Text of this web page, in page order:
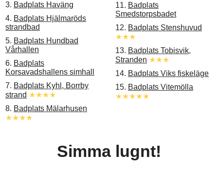
3. Badplats Haväng
4. Badplats Hjälmaröds
strandbad
5. Badplats Hundbad
Vårhallen
6. Badplats
Korsavadshallens simhall
7. Badplats Kyhl, Borrby
strand ★★★★
8. Badplats Mälarhusen
★★★★
11. Badplats
Smedstorpsbadet
12. Badplats Stenshuvud
★★★
13. Badplats Tobisvik,
Stranden ★★★
14. Badplats Viks fiskeläge
15. Badplats Vitemölla
★★★★★
Simma lugnt!